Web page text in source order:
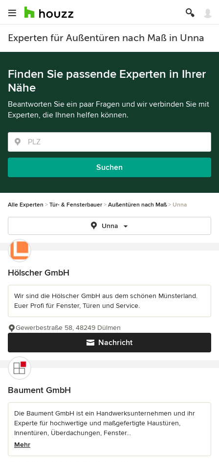
Experten für Außentüren nach Maß in Unna
Finden Sie passende Experten in Ihrer
Nähe
Beantworten Sie ein paar Fragen und wir verbinden Sie mit
Experten, die Ihnen helfen können.
Suchen
Alle Experten Tür- & Fensterbauer Außentüren nach Maß Unna
Unna
Hölscher GmbH
Wir sind die Hölscher GmbH aus dem schönen Münsterland.
Euer Profi für Fenster, Türen und Service.
Nachricht
Gewerbestraße 58, 48249 Dülmen
Baument GmbH
Die Baument GmbH ist ein Handwerksunternehmen und ihr
Experte für hochwertige und maßgefertigte Haustüren,
Innentüren, Überdachungen, Fenster...
Mehr